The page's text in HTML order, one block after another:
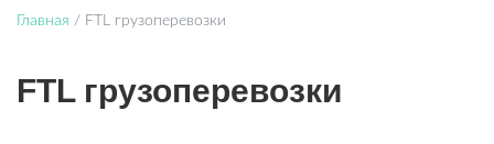
Главная / FTL грузоперевозки
FTL грузоперевозки